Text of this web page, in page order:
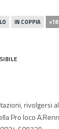
IN COPPIA
rivolgersi
Pro loco